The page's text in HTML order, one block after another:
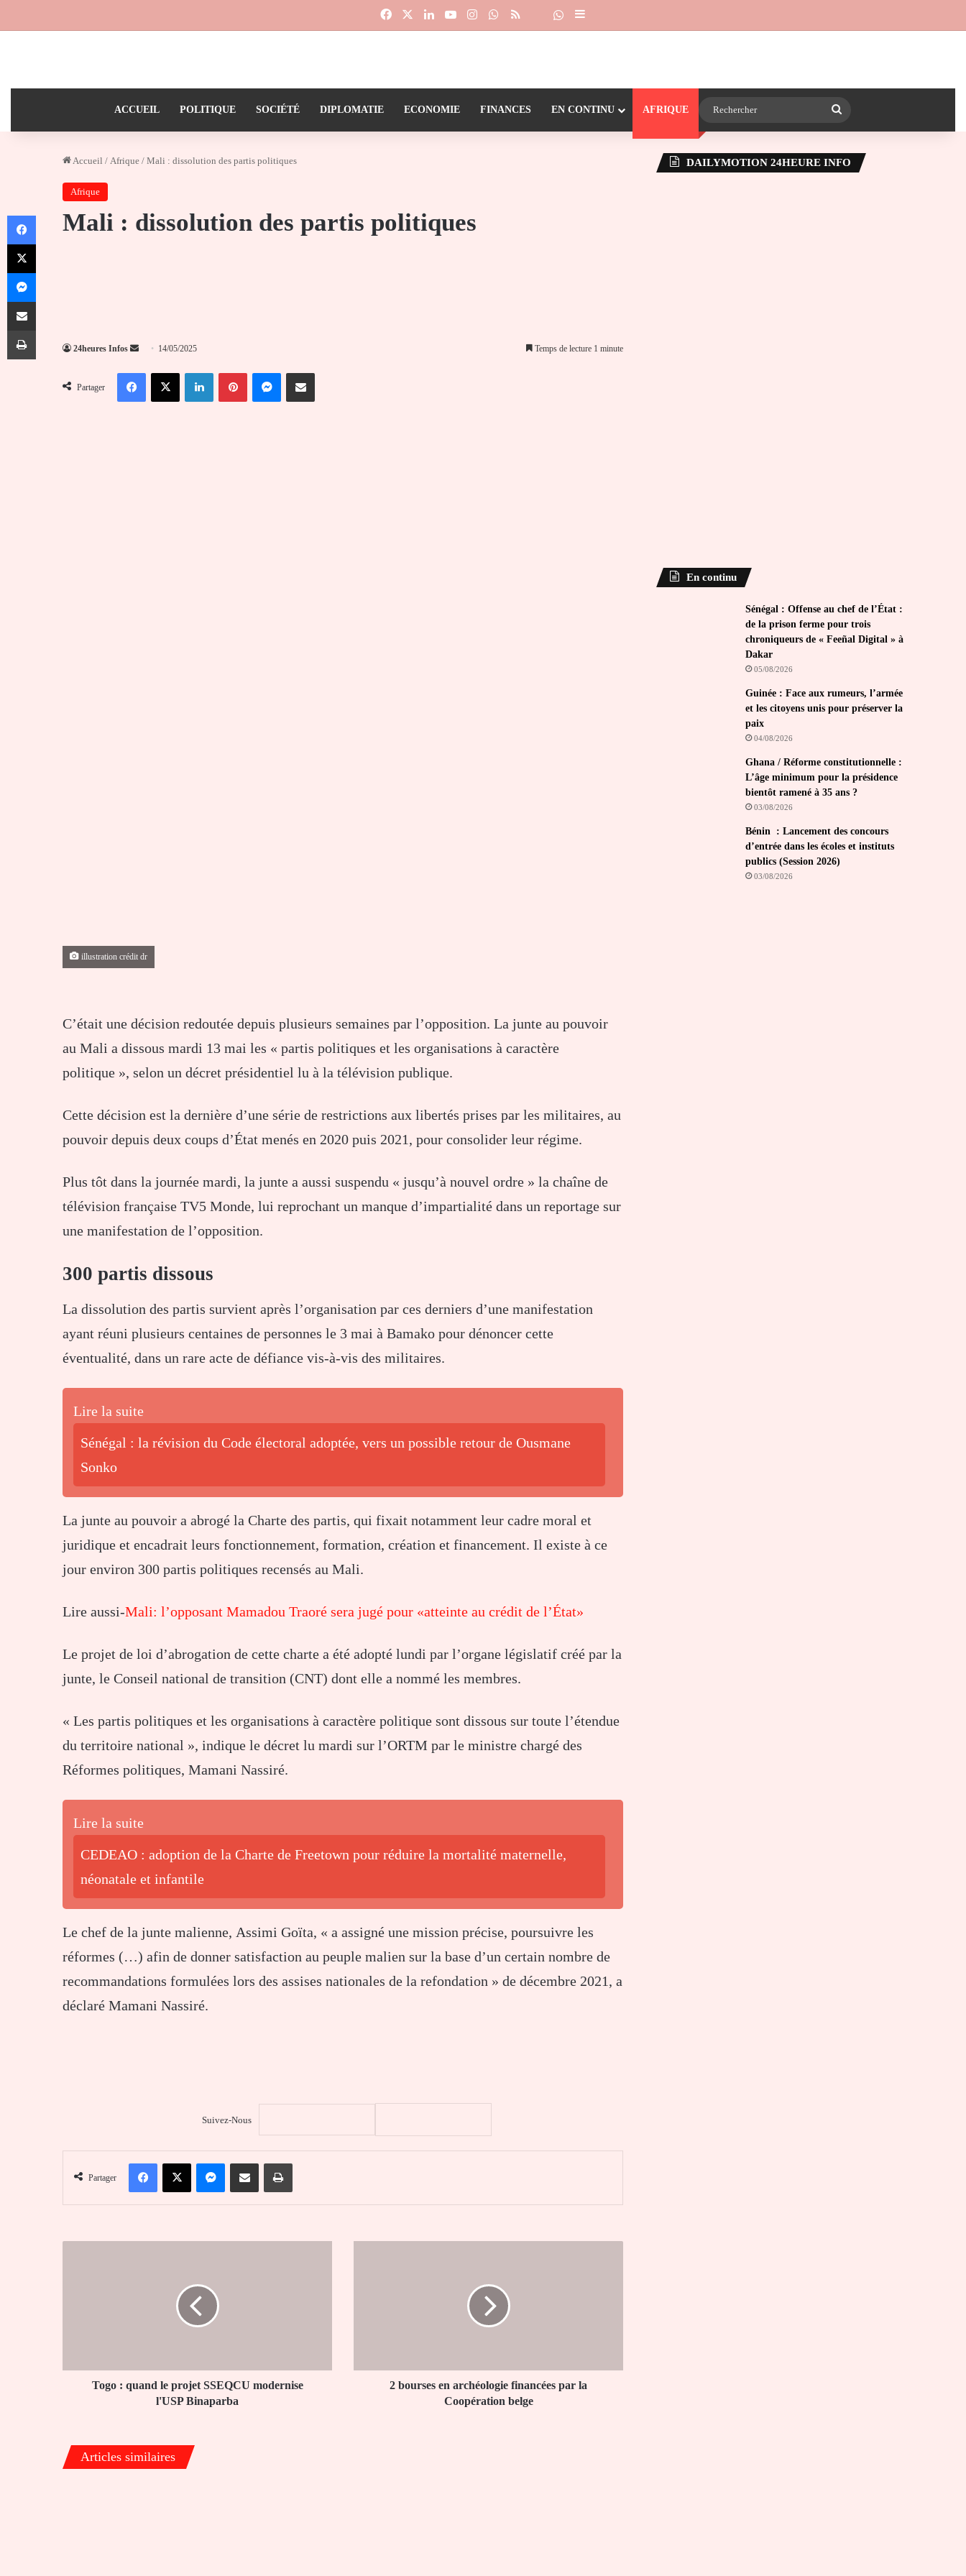
FacebookLinkedinYouTubeInstagramWhatsApp
RSS Dailymotion
Suivre la chaîne 24heureinfo sur WhatsApp
Sidebar (barre latérale)
ACCUEIL POLITIQUE SOCIÉTÉ DIPLOMATIE ECONOMIE FINANCES EN CONTINU AFRIQUE
Accueil / Afrique / Mali : dissolution des partis politiques
Afrique
Mali : dissolution des partis politiques
24heures Infos
Envoyer
courriel
14/05/2025 Temps de lecture 1 minute
Partager
FacebookX LinkedinPinterestMessengerPartager par email
illustration crédit dr
C’était une décision redoutée depuis plusieurs semaines par l’opposition. La junte au pouvoir
au Mali a dissous mardi 13 mai les « partis politiques et les organisations à caractère
politique », selon un décret présidentiel lu à la télévision publique.
Cette décision est la dernière d’une série de restrictions aux libertés prises par les militaires, au
pouvoir depuis deux coups d’État menés en 2020 puis 2021, pour consolider leur régime.
Plus tôt dans la journée mardi, la junte a aussi suspendu « jusqu’à nouvel ordre » la chaîne de
télévision française TV5 Monde, lui reprochant un manque d’impartialité dans un reportage sur
une manifestation de l’opposition.
300 partis dissous
La dissolution des partis survient après l’organisation par ces derniers d’une manifestation
ayant réuni plusieurs centaines de personnes le 3 mai à Bamako pour dénoncer cette
éventualité, dans un rare acte de défiance vis-à-vis des militaires.
Lire la suite
Sénégal : la révision du Code électoral adoptée, vers un possible retour de Ousmane
Sonko
La junte au pouvoir a abrogé la Charte des partis, qui fixait notamment leur cadre moral et
juridique et encadrait leurs fonctionnement, formation, création et financement. Il existe à ce
jour environ 300 partis politiques recensés au Mali.
Lire aussi-Mali: l’opposant Mamadou Traoré sera jugé pour «atteinte au crédit de l’État»
Le projet de loi d’abrogation de cette charte a été adopté lundi par l’organe législatif créé par la
junte, le Conseil national de transition (CNT) dont elle a nommé les membres.
« Les partis politiques et les organisations à caractère politique sont dissous sur toute l’étendue
du territoire national », indique le décret lu mardi sur l’ORTM par le ministre chargé des
Réformes politiques, Mamani Nassiré.
Lire la suite
CEDEAO : adoption de la Charte de Freetown pour réduire la mortalité maternelle,
néonatale et infantile
Le chef de la junte malienne, Assimi Goïta, « a assigné une mission précise, poursuivre les
réformes (…) afin de donner satisfaction au peuple malien sur la base d’un certain nombre de
recommandations formulées lors des assises nationales de la refondation » de décembre 2021, a
déclaré Mamani Nassiré.
Suivez-Nous
Partager
FacebookX MessengerPartager par email Imprimer
Binaparba
Togo : quand le projet SSEQCU modernise
l'USP Binaparba
belge
2 bourses en archéologie financées par la
Coopération belge
Articles similaires
DAILYMOTION 24HEURE INFO
En continu
Sénégal : Offense au chef de l’État :
de la prison ferme pour trois
chroniqueurs de « Feeñal Digital » à
Dakar
05/08/2026
Guinée : Face aux rumeurs, l’armée
et les citoyens unis pour préserver la
paix
04/08/2026
Ghana / Réforme constitutionnelle :
L’âge minimum pour la présidence
bientôt ramené à 35 ans ?
03/08/2026
Bénin : Lancement des concours
d’entrée dans les écoles et instituts
publics (Session 2026)
03/08/2026
Facebook
X
Messenger
Partager par email